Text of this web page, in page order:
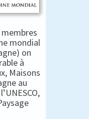
mondial
on
à
Maisons
au